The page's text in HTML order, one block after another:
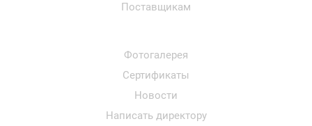
Поставщикам
Фотогалерея
Сертификаты
Новости
Написать директору